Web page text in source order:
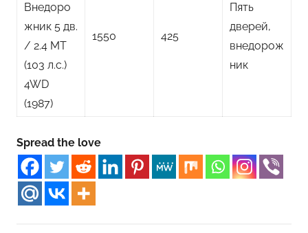
Внедоро
жник 5 дв.
/ 2.4 MT
(103 л.с.)
4WD
(1987)
1550 425
Пять
дверей,
внедорож
ник
Spread the love